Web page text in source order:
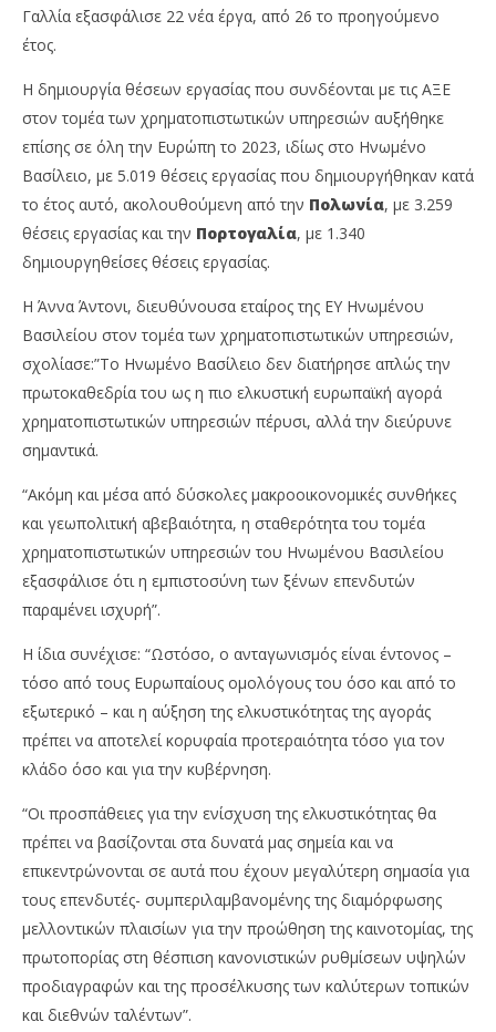
Γαλλία εξασφάλισε 22 νέα έργα, από 26 το προηγούμενο
έτος.
Η δημιουργία θέσεων εργασίας που συνδέονται με τις ΑΞΕ
στον τομέα των χρηματοπιστωτικών υπηρεσιών αυξήθηκε
επίσης σε όλη την Ευρώπη το 2023, ιδίως στο Ηνωμένο
Βασίλειο, με 5.019 θέσεις εργασίας που δημιουργήθηκαν κατά
το έτος αυτό, ακολουθούμενη από την Πολωνία, με 3.259
θέσεις εργασίας και την Πορτογαλία, με 1.340
δημιουργηθείσες θέσεις εργασίας.
Η Άννα Άντονι, διευθύνουσα εταίρος της ΕΥ Ηνωμένου
Βασιλείου στον τομέα των χρηματοπιστωτικών υπηρεσιών,
σχολίασε:”Το Ηνωμένο Βασίλειο δεν διατήρησε απλώς την
πρωτοκαθεδρία του ως η πιο ελκυστική ευρωπαϊκή αγορά
χρηματοπιστωτικών υπηρεσιών πέρυσι, αλλά την διεύρυνε
σημαντικά.
“Ακόμη και μέσα από δύσκολες μακροοικονομικές συνθήκες
και γεωπολιτική αβεβαιότητα, η σταθερότητα του τομέα
χρηματοπιστωτικών υπηρεσιών του Ηνωμένου Βασιλείου
εξασφάλισε ότι η εμπιστοσύνη των ξένων επενδυτών
παραμένει ισχυρή”.
Η ίδια συνέχισε: “Ωστόσο, ο ανταγωνισμός είναι έντονος –
τόσο από τους Ευρωπαίους ομολόγους του όσο και από το
εξωτερικό – και η αύξηση της ελκυστικότητας της αγοράς
πρέπει να αποτελεί κορυφαία προτεραιότητα τόσο για τον
κλάδο όσο και για την κυβέρνηση.
“Οι προσπάθειες για την ενίσχυση της ελκυστικότητας θα
πρέπει να βασίζονται στα δυνατά μας σημεία και να
επικεντρώνονται σε αυτά που έχουν μεγαλύτερη σημασία για
τους επενδυτές- συμπεριλαμβανομένης της διαμόρφωσης
μελλοντικών πλαισίων για την προώθηση της καινοτομίας, της
πρωτοπορίας στη θέσπιση κανονιστικών ρυθμίσεων υψηλών
προδιαγραφών και της προσέλκυσης των καλύτερων τοπικών
και διεθνών ταλέντων”.